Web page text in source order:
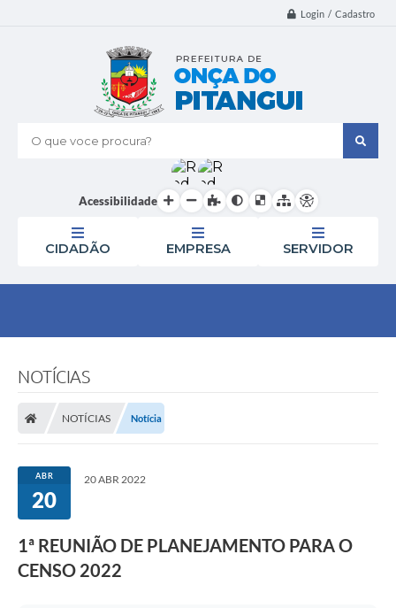
Login / Cadastro
O que voce procura?
Acessibilidade
CIDADÃO EMPRESA SERVIDOR
NOTÍCIAS
NOTÍCIAS Notícia
ABR
20
20 ABR 2022
1ª REUNIÃO DE PLANEJAMENTO PARA O
CENSO 2022